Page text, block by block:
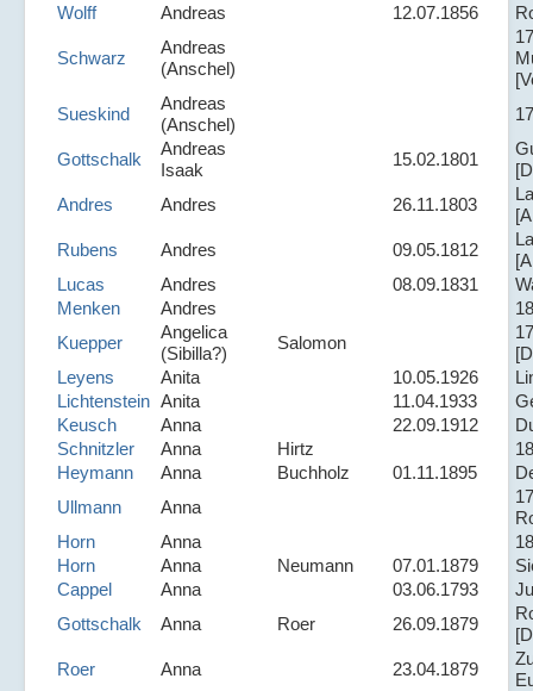
Wolff
Andreas 12.07.1856
Schwarz
Andreas
(Anschel)
Sueskind
Andreas
(Anschel)
Gottschalk
Andreas
Isaak
15.02.1801
Andres
Andres 26.11.1803
Rubens
Andres 09.05.1812
Lucas
Andres 08.09.1831
Menken
Andres
Kuepper
Angelica
(Sibilla?)
Salomon
Leyens
Anita 10.05.1926
Lichtenstein Anita 11.04.1933
Keusch
Anna 22.09.1912
Schnitzler
Anna Hirtz
Heymann
Anna Buchholz 01.11.1895
Ullmann
Anna
Horn
Anna
Horn
Anna Neumann 07.01.1879
Cappel
Anna 03.06.1793
Gottschalk
Anna Roer 26.09.1879
Roer
Anna 23.04.1879